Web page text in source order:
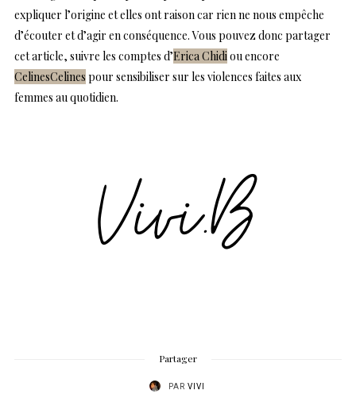
expliquer l’origine et elles ont raison car rien ne nous empêche
d’écouter et d’agir en conséquence. Vous pouvez donc partager
cet article, suivre les comptes d’Erica Chidiou encore
CelinesCelines pour sensibiliser sur les violences faites aux
femmes au quotidien.
Partager
PAR VIVI